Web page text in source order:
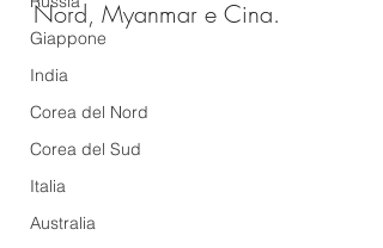
Giappone
India
Corea del Nord
Corea del Sud
Italia
Australia
Nord, Myanmar e Cina.